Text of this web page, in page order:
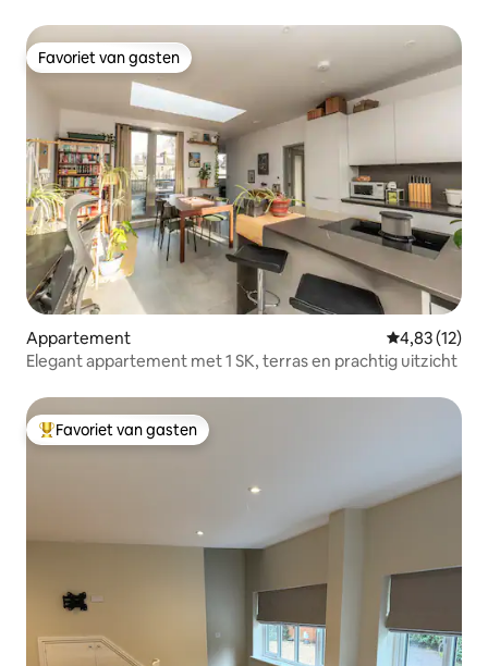
Favoriet van gasten
Favoriet van gasten
Appartement Gemiddelde
4,83 (12)
Elegant appartement met 1 SK, terras en prachtig uitzicht
Topfavoriet van gasten
Favoriet van gasten